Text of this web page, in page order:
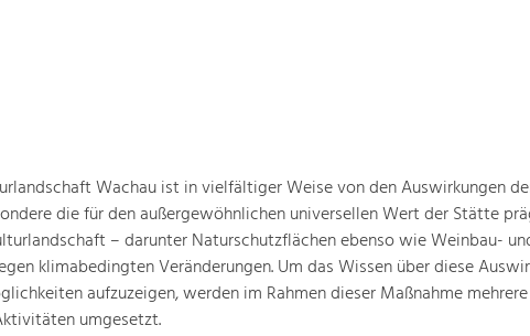
Wachau ist in vielfältiger Weise von den Auswirkungen
die für den außergewöhnlichen universellen Wert der Stätte
– darunter Naturschutzflächen ebenso wie Weinbau-
klimabedingten Veränderungen. Um das Wissen über diese
aufzuzeigen, werden im Rahmen dieser Maßnahme mehrere
umgesetzt.